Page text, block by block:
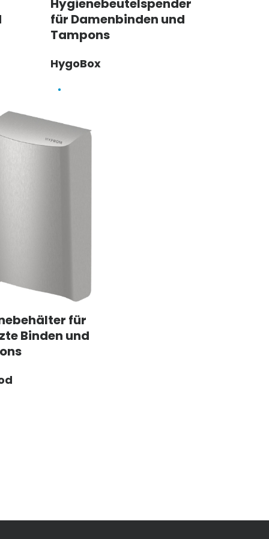
Hygienebeutelspender
für Damenbinden und
Tampons
HygoBox
für
Binden und